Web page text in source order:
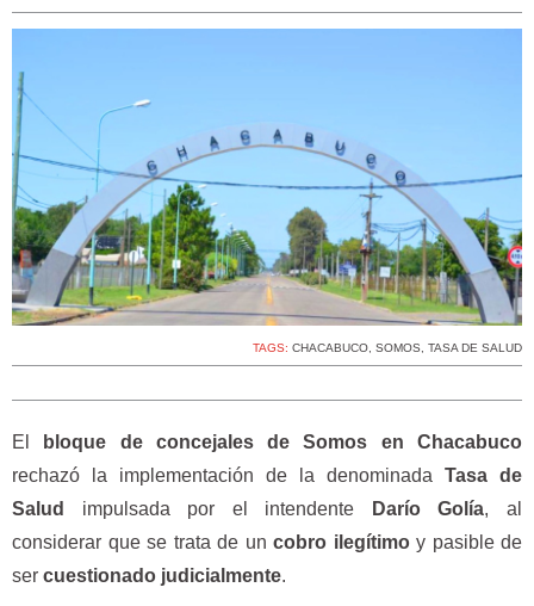
TAGS: CHACABUCO, SOMOS, TASA DE SALUD
El
bloque de concejales de Somos en Chacabuco
rechazó la implementación de la denominada Tasa de
Salud
impulsada por el intendente Darío Golía, al
considerar que se trata de un cobro ilegítimoy pasible de
ser cuestionado judicialmente.